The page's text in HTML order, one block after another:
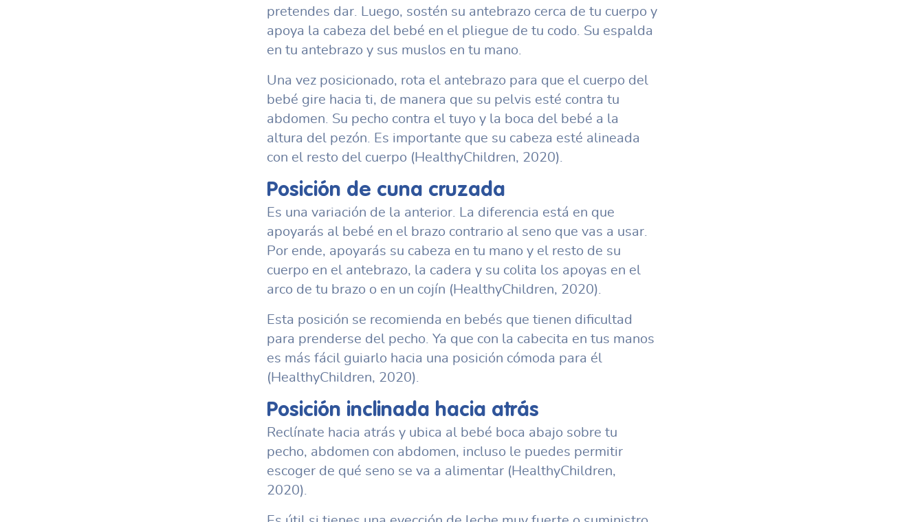
pretendes dar. Luego, sostén su antebrazo cerca de tu cuerpo y
apoya la cabeza del bebé en el pliegue de tu codo. Su espalda
en tu antebrazo y sus muslos en tu mano.
Una vez posicionado, rota el antebrazo para que el cuerpo del
bebé gire hacia ti, de manera que su pelvis esté contra tu
abdomen. Su pecho contra el tuyo y la boca del bebé a la
altura del pezón. Es importante que su cabeza esté alineada
con el resto del cuerpo (HealthyChildren, 2020).
Posición de cuna cruzada
Es una variación de la anterior. La diferencia está en que
apoyarás al bebé en el brazo contrario al seno que vas a usar.
Por ende, apoyarás su cabeza en tu mano y el resto de su
cuerpo en el antebrazo, la cadera y su colita los apoyas en el
arco de tu brazo o en un cojín (HealthyChildren, 2020).
Esta posición se recomienda en bebés que tienen dificultad
para prenderse del pecho. Ya que con la cabecita en tus manos
es más fácil guiarlo hacia una posición cómoda para él
(HealthyChildren, 2020).
Posición inclinada hacia atrás
Reclínate hacia atrás y ubica al bebé boca abajo sobre tu
pecho, abdomen con abdomen, incluso le puedes permitir
escoger de qué seno se va a alimentar (HealthyChildren,
2020).